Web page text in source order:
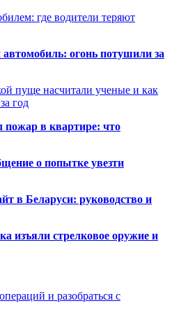
где водители теряют
огонь потушили за
пуще насчитали ученые и как
год
пожар в квартире: что
о попытке увезти
в Беларуси: руководство и
изъяли стрелковое оружие и
и разобраться с